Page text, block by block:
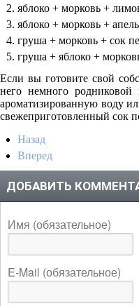
яблоко + морковь +
яблоко + морковь +
груша + морковь + сок
груша + яблоко +
Если вы готовите свой
него немного
ароматизированную воду
свежеприготовленный сок
Назад
Вперед
ДОБАВИТЬ
Имя (обязательное)
E-Mail (обязательное)